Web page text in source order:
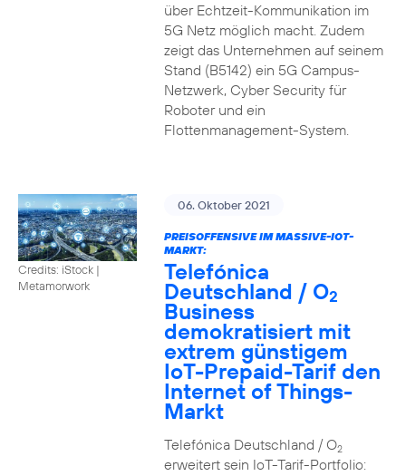
über Echtzeit-Kommunikation im
5G Netz möglich macht. Zudem
zeigt das Unternehmen auf seinem
Stand (B5142) ein 5G Campus-
Netzwerk, Cyber Security für
Roboter und ein
Flottenmanagement-System.
Credits: iStock |
Metamorwork
06. Oktober 2021
PREISOFFENSIVE IM MASSIVE-IOT-
MARKT:
Telefónica
Deutschland / O2
Business
demokratisiert mit
extrem günstigem
IoT-Prepaid-Tarif den
Internet of Things-
Markt
Telefónica Deutschland / O2
erweitert sein IoT-Tarif-Portfolio: